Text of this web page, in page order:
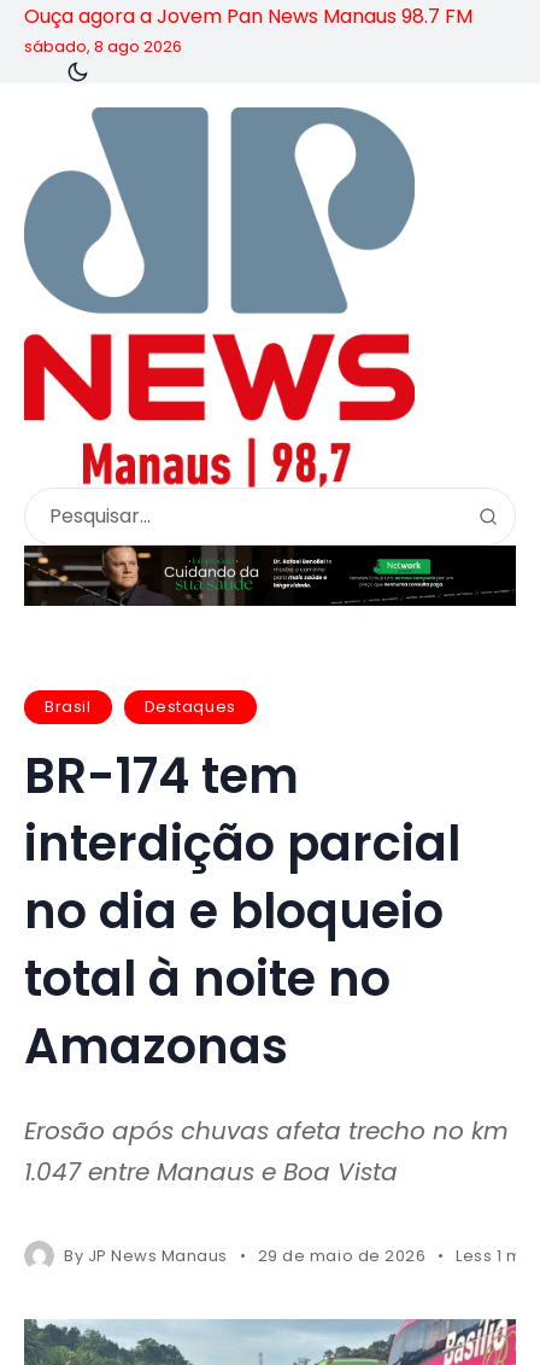
Ouça agora a Jovem Pan News Manaus 98.7 FM
sábado, 8 ago 2026
Brasil Destaques
BR-174 tem
interdição parcial
no dia e bloqueio
total à noite no
Amazonas
Erosão após chuvas afeta trecho no km
1.047 entre Manaus e Boa Vista
By JP News Manaus 29 de maio de 2026 Less 1